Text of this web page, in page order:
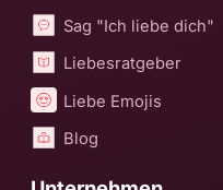
Sag "Ich liebe dich"
Liebesratgeber
Liebe Emojis
Blog